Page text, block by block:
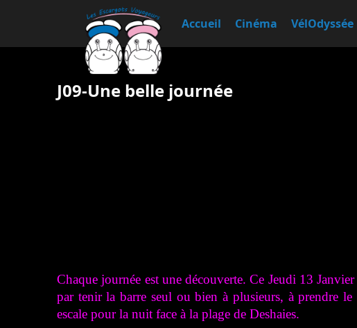
Accueil Cinéma VélOdyssée
J09-Une belle journée
Chaque journée est une découverte. Ce Jeudi 13
par tenir la barre seul ou bien à plusieurs, à prendre
escale pour la nuit face à la plage de Deshaies.